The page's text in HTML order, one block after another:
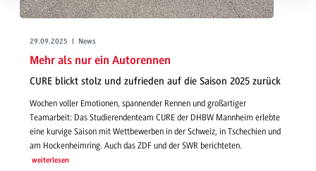
29.09.2025 | News
Mehr als nur ein Autorennen
CURE blickt stolz und zufrieden auf die Saison 2025 zurück
Wochen voller Emotionen, spannender Rennen und großartiger
Teamarbeit: Das Studierendenteam CURE der DHBW Mannheim erlebte
eine kurvige Saison mit Wettbewerben in der Schweiz, in Tschechien und
am Hockenheimring. Auch das ZDF und der SWR berichteten.
weiterlesen